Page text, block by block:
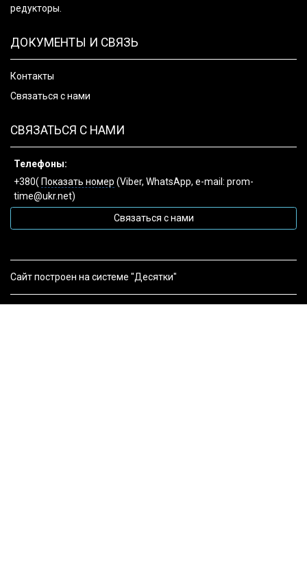
редукторы.
ДОКУМЕНТЫ И СВЯЗЬ
Контакты
Связаться с нами
СВЯЗАТЬСЯ С НАМИ
Телефоны:
+380( Показать номер (Viber, WhatsApp, e-mail: prom-
time@ukr.net)
Связаться с нами
Сайт построен на системе "Десятки"